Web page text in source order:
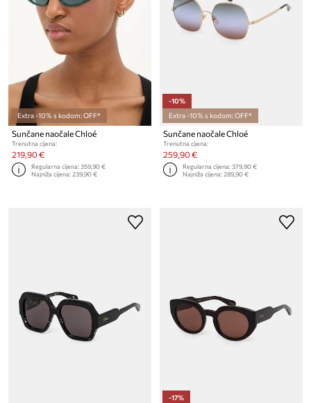
Extra -10% s kodom: OFF*
Sunčane naočale Chloé
Trenutna cijena:
219,90 €
Regularna cijena:359,90 €
Najniža cijena:239,90 €
-10%
Extra -10% s kodom: OFF*
Sunčane naočale Chloé
Trenutna cijena:
259,90 €
Regularna cijena:379,90 €
Najniža cijena:289,90 €
-17%